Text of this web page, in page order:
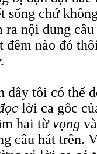
sống chứ
ra nội dung
đêm nào đó
đây tôi có thể
lời ca gốc
hai từvọng
câu hát trên.